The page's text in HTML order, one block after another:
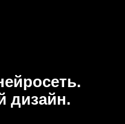
дизайн.